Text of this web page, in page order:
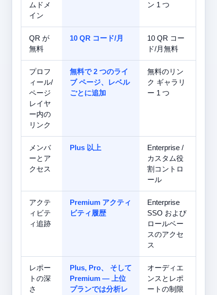
ムドメ
イン
ン 1 つ
QR が
無料
10 QR コード/月
10 QR コー
ド/月無料
プロフ
ィール/
ページ
レイヤ
ー内の
リンク
無料で 2 つのライ
ブ ページ、レベル
ごとに追加
無料のリン
ク ギャラリ
ー 1 つ
メンバ
ーとア
クセス
Plus 以上
Enterprise /
カスタム役
割コントロ
ール
アクテ
ィビテ
ィ追跡
Premium アクティ
ビティ履歴
Enterprise
SSO および
ロールベー
スのアクセ
ス
レポー
トの深
さ
Plus, Pro、 そして
Premium — 上位
プランでは分析レ
オーディエ
ンスとレポ
ートの制限